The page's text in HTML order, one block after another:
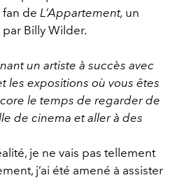
fan de L’Appartement, un
Billy Wilder.
un artiste à succès avec
les expositions où vous êtes
le temps de regarder de
de cinema et aller à des
je ne vais pas tellement
j’ai été amené à assister